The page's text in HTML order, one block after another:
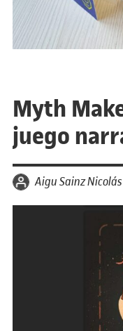
Myth
juego
por Aigu Sainz Nicolás